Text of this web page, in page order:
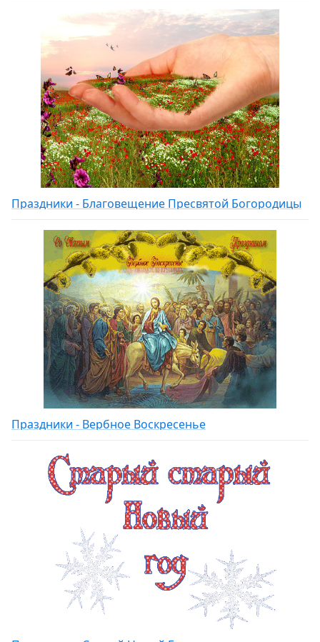
Праздники - Благовещение Пресвятой Богородицы
Праздники - Вербное Воскресенье